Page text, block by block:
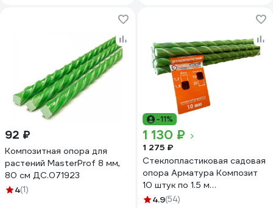
92 ₽
Композитная опора для
растений MasterProf 8 мм,
80 см ДС.071923
4(1)
-11%
1 130 ₽
1 275 ₽
Стеклопластиковая садовая
опора Арматура Композит
10 штук по 1.5 м
4660228920441
4.9(54)